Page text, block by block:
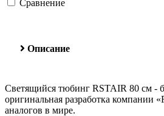
Сравнение
Описание
Светящийся тюбинг RSTAIR 80 см -
оригинальная разработка компании
аналогов в мире.